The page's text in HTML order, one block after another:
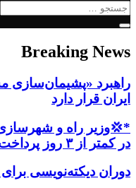
جستجو
Breaking News
راهبرد «پشیمان‌سازی
ایران قرار دارد
*💢وزیر راه و
در کمتر از ۳ روز پرداخت شد*
دوران دیکته‌نویسی